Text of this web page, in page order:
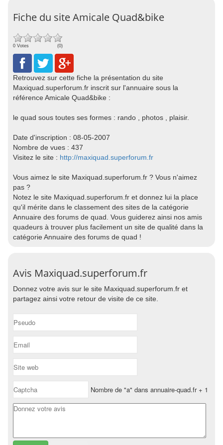
Fiche du site Amicale Quad&bike
0 Votes (0)
Retrouvez sur cette fiche la présentation du site
Maxiquad.superforum.fr inscrit sur l'annuaire sous la
référence Amicale Quad&bike :
le quad sous toutes ses formes : rando , photos , plaisir.
Date d'inscription : 08-05-2007
Nombre de vues : 437
Visitez le site : http://maxiquad.superforum.fr
Vous aimez le site Maxiquad.superforum.fr ? Vous n'aimez
pas ?
Notez le site Maxiquad.superforum.fr et donnez lui la place
qu'il mérite dans le classement des sites de la catégorie
Annuaire des forums de quad. Vous guiderez ainsi nos amis
quadeurs à trouver plus facilement un site de qualité dans la
catégorie Annuaire des forums de quad !
Avis Maxiquad.superforum.fr
Donnez votre avis sur le site Maxiquad.superforum.fr et
partagez ainsi votre retour de visite de ce site.
Nombre de "a" dans annuaire-quad.fr + 1